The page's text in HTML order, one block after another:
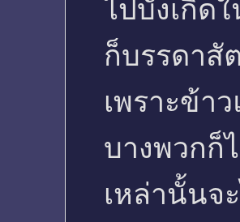
ไปบัีงเกิด
ก็บรรดาสั
เพราะข้า
บางพวกก็
เหล่านั้นจ